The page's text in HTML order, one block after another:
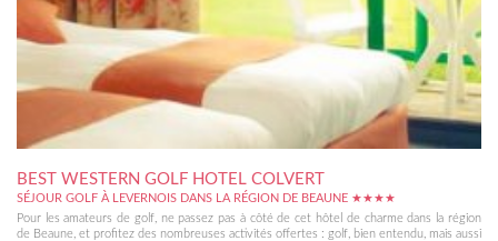
BEST WESTERN GOLF HOTEL COLVERT
SÉJOUR GOLF À LEVERNOIS DANS LA RÉGION DE BEAUNE ★★★★
Pour les amateurs de golf, ne passez pas à côté de cet hôtel de charme dans la région
de Beaune, et profitez des nombreuses activités offertes : golf, bien entendu, mais aussi